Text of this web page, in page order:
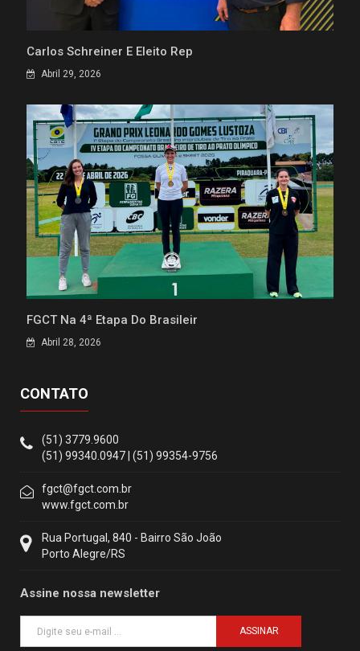
Carlos Schreiner É Eleito Rep
Abril 29, 2026
FGCT Na 4ª Etapa Do Brasileir
Abril 28, 2026
CONTATO
(51) 3779.9600
(51) 99340.0947 | (51) 99354-9756
fgct@fgct.com.br
www.fgct.com.br
Rua Portugal, 840 - Bairro São João
Porto Alegre/RS
Assine nossa newsletter
ASSINAR